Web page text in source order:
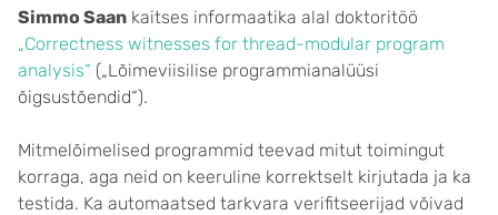
Simmo Saan kaitses informaatika alal doktoritöö
„Correctness witnesses for thread-modular program
analysis“ („Lõimeviisilise programmianalüüsi
õigsustõendid“).
Mitmelõimelised programmid teevad mitut toimingut
korraga, aga neid on keeruline korrektselt kirjutada ja ka
testida. Ka automaatsed tarkvara verifitseerijad võivad